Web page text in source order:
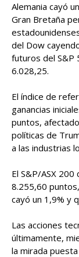
Alemania cayó
Gran Bretaña
del Dow
futuros del S&P
6.028,25.
El índice de
ganancias
puntos,
políticas de
a las industrias
El S&P/ASX
8.255,60
cayó un 1,9% y
Las acciones
últimamente,
la mirada